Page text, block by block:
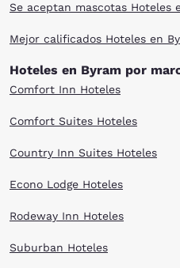
Se aceptan mascotas Hoteles
Mejor calificados Hoteles en
Hoteles en Byram por
Comfort Inn Hoteles
Comfort Suites Hoteles
Country Inn Suites Hoteles
Econo Lodge Hoteles
Rodeway Inn Hoteles
Suburban Hoteles